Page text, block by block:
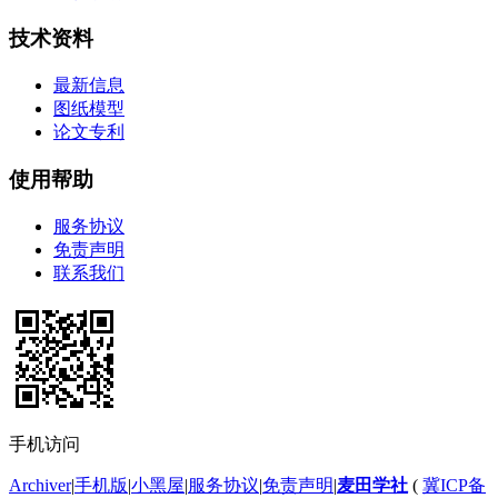
技术资料
最新信息
图纸模型
论文专利
使用帮助
服务协议
免责声明
联系我们
手机访问
Archiver|手机版|小黑屋|服务协议|免责声明|麦田学社 ( 冀ICP备